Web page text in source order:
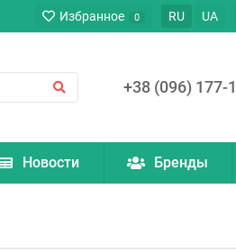
Избранное 0 RU UA
+38 (096) 177-
Новости Бренды